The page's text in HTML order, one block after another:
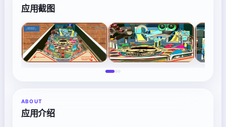
应用截图
ABOUT
应用介绍